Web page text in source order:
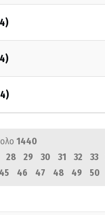
1440
28 29 30 31 32 33
45 46 47 48 49 50